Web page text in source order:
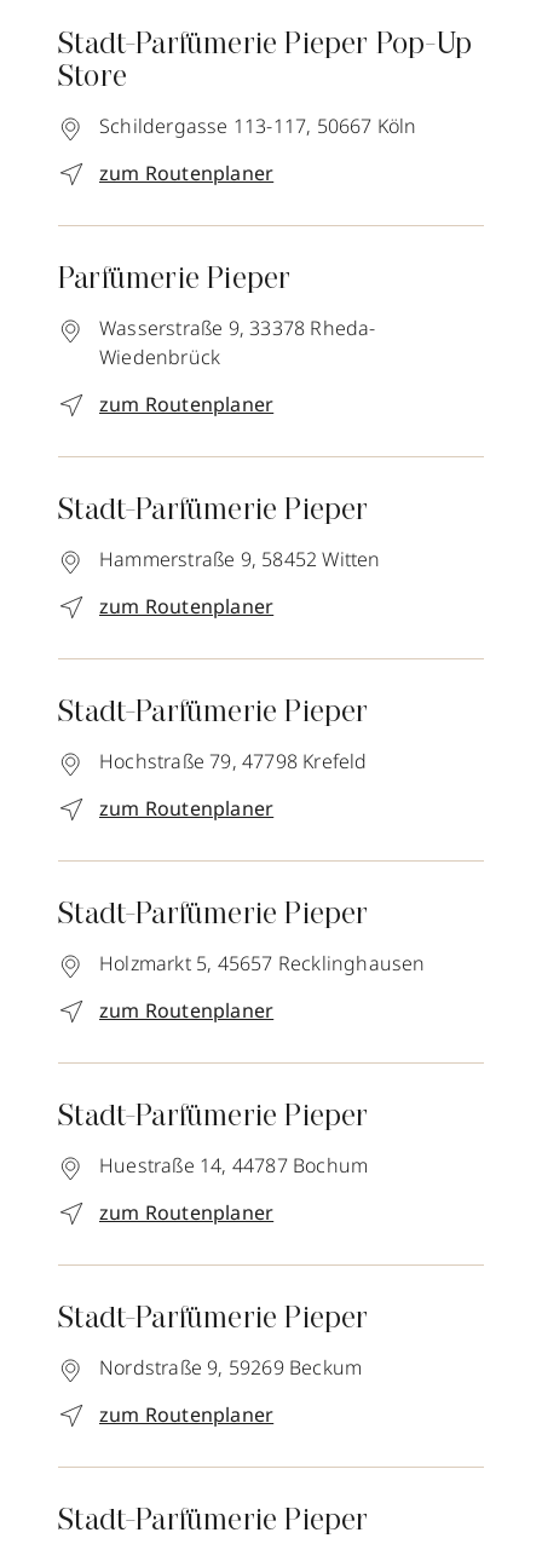
Stadt-Parfümerie Pieper Pop-Up
Store
Schildergasse 113-117, 50667 Köln
zum Routenplaner
Parfümerie Pieper
Wasserstraße 9, 33378 Rheda-
Wiedenbrück
zum Routenplaner
Stadt-Parfümerie Pieper
Hammerstraße 9, 58452 Witten
zum Routenplaner
Stadt-Parfümerie Pieper
Hochstraße 79, 47798 Krefeld
zum Routenplaner
Stadt-Parfümerie Pieper
Holzmarkt 5, 45657 Recklinghausen
zum Routenplaner
Stadt-Parfümerie Pieper
Huestraße 14, 44787 Bochum
zum Routenplaner
Stadt-Parfümerie Pieper
Nordstraße 9, 59269 Beckum
zum Routenplaner
Stadt-Parfümerie Pieper